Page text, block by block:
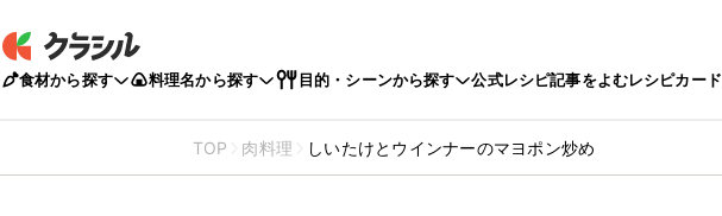
食材から探す 料理名から探す 目的・シーンから探す 公式レシピ記事をよむレシピカード
TOP 肉料理 しいたけとウインナーのマヨポン炒め